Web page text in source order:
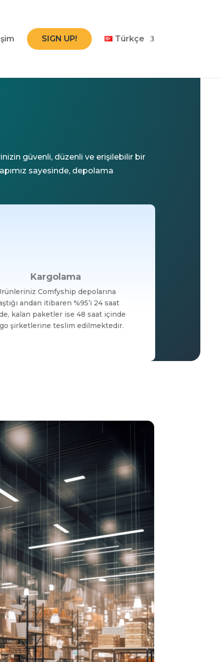
SIGN UP! Türkçe
güvenli, düzenli ve erişilebilir bir
sayesinde, depolama
Kargolama
Comfyship depolarına
andan itibaren %95’i 24 saat
kalan paketler ise 48 saat içinde
şirketlerine teslim edilmektedir.